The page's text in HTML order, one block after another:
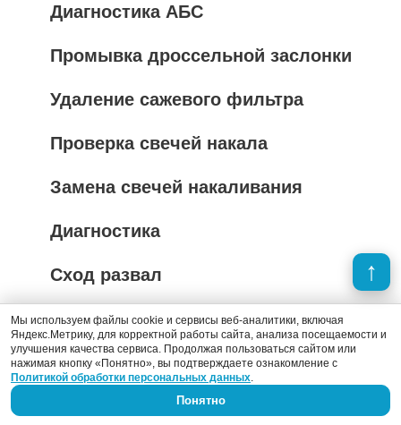
Диагностика АБС
Промывка дроссельной заслонки
Удаление сажевого фильтра
Проверка свечей накала
Замена свечей накаливания
Диагностика
Сход развал
Индивидуальная оценка ремонта авто
Свяжитесь с нами по телефону или напишите онлайн,
получите консультацию и индивидуальные условия по
Мы используем файлы cookie и сервисы веб-аналитики, включая
Яндекс.Метрику, для корректной работы сайта, анализа посещаемости и
улучшения качества сервиса. Продолжая пользоваться сайтом или
нажимая кнопку «Понятно», вы подтверждаете ознакомление с
Политикой обработки персональных данных.
Понятно